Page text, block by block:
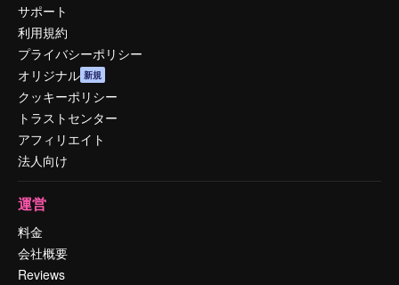
サポート
利用規約
プライバシーポリシー
オリジナル 新規
クッキーポリシー
トラストセンター
アフィリエイト
法人向け
運営
料金
会社概要
Reviews